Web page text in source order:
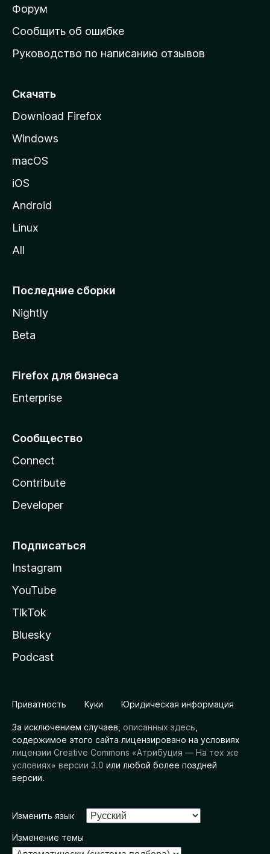
ш
н
ю
т
а
н
у
M
i
l
Форум
Сообщить об ошибке
Руководство по написанию отзывов
Скачать
Download Firefox
Windows
macOS
iOS
Android
Linux
All
Последние сборки
Nightly
Beta
Firefox для бизнеса
Enterprise
Сообщество
Connect
Contribute
Developer
Подписаться
Instagram
YouTube
TikTok
Bluesky
Podcast
Приватность Куки Юридическая информация
За исключением случаев, описанных здесь
содержимое этого сайта лицензировано на условиях
лицензии Creative Commons «Атрибуция — На тех же
условиях» версии 3.0 или любой более поздней
версии.
Изменить язык
Изменение темы